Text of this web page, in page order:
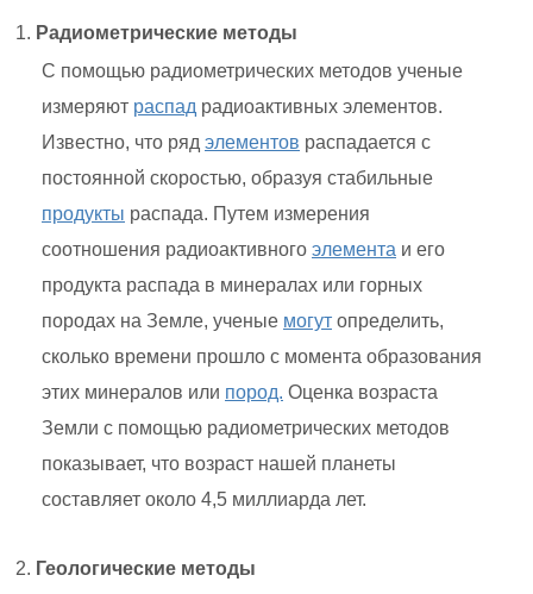
Радиометрические методы
С помощью радиометрических методов ученые
измеряют распад радиоактивных элементов.
Известно, что ряд элементов распадается с
постоянной скоростью, образуя стабильные
продукты распада. Путем измерения
соотношения радиоактивного элемента и его
продукта распада в минералах или горных
породах на Земле, ученые могут определить,
сколько времени прошло с момента образования
этих минералов или пород. Оценка возраста
Земли с помощью радиометрических методов
показывает, что возраст нашей планеты
составляет около 4,5 миллиарда лет.
Геологические методы